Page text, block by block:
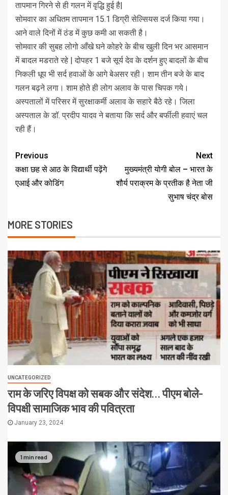
तापमान गिरने से ही गलन में वृद्धि हुई है|
सोमवार का अधितम तापमान 15.1 डिग्री सेल्सियस दर्ज किया गया।
आने वाले दिनों में ठंड में कुछ कमी आ सकती है।
सोमवार की सुबह लोगो आँखे घने कोहरे के बीच खुली दिन भर आसमान
में बादल मडराते रहे | दोपहर 1 बजे सूर्य देव के दर्शन हुए बादलों के बीच
निकली धूप भी सर्द हवाओं के आगे बेअसर रही। शाम तीन बजे के बाद
गलन बढ़ने लगा। शाम होते ही लोग अलाव के पास चिपक गये।
अस्पतालों में परिसर में सुरक्षाकर्मी अलाव के सहारे बैठे रहे। जिला
अस्पताल के डॉ. प्रदीप यादव ने बताया कि सर्द और बर्फीली हवाएं चल
रही हैं।
Previous
कक्षा छह से आठ के विद्यार्थी पढ़ेंगे
एआई और कोडिंग
Next
मुख्यमंत्री योगी बोल – भारत के
शौर्य पराक्रम के प्रतीक है नेता जी
सुभाष चंद्र बोस
MORE STORIES
UNCATEGORIZED
राम के जरिए विपक्ष को सबक और संदेश… पीएम बोले-
विपक्षी सामाजिक भाव की पवित्रता
January 23, 2024
1 min read